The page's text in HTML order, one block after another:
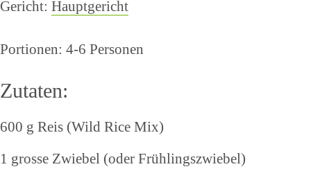
Gericht: Hauptgericht
Portionen: 4-6 Personen
Zutaten:
600 g Reis (Wild Rice Mix)
1 grosse Zwiebel (oder Frühlingszwiebel)